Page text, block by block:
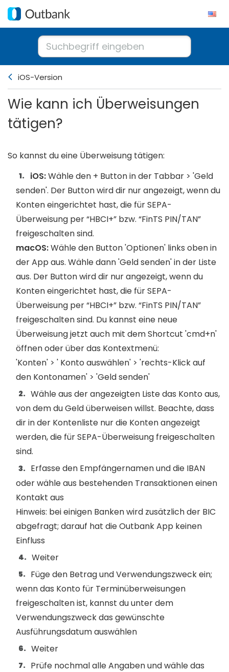
iOS-Version
Wie kann ich Überweisungen
tätigen?
So kannst du eine Überweisung tätigen:
iOS:Wähle den + Button in der Tabbar > 'Geld
senden'. Der Button wird dir nur angezeigt, wenn du
Konten eingerichtet hast, die für SEPA-
Überweisung per “HBCI+” bzw. “FinTS PIN/TAN”
freigeschalten sind.
macOS:Wähle den Button 'Optionen' links oben in
der App aus. Wähle dann 'Geld senden' in der Liste
aus. Der Button wird dir nur angezeigt, wenn du
Konten eingerichtet hast, die für SEPA-
Überweisung per “HBCI+” bzw. “FinTS PIN/TAN”
freigeschalten sind. Du kannst eine neue
Überweisung jetzt auch mit dem Shortcut 'cmd+n'
öffnen oder über das Kontextmenü:
'Konten' > ' Konto auswählen' > 'rechts-Klick auf
den Kontonamen' > 'Geld senden'
Wähle aus der angezeigten Liste das Konto aus,
von dem du Geld überweisen willst. Beachte, dass
dir in der Kontenliste nur die Konten angezeigt
werden, die für SEPA-Überweisung freigeschalten
sind.
Erfasse den Empfängernamen und die IBAN
oder wähle aus bestehenden Transaktionen einen
Kontakt aus
Hinweis: bei einigen Banken wird zusätzlich der BIC
abgefragt; darauf hat die Outbank App keinen
Einfluss
Weiter
Füge den Betrag und Verwendungszweck ein;
wenn das Konto für Terminüberweisungen
freigeschalten ist, kannst du unter dem
Verwendungszweck das gewünschte
Ausführungsdatum auswählen
Weiter
Prüfe nochmal alle Angaben und wähle das